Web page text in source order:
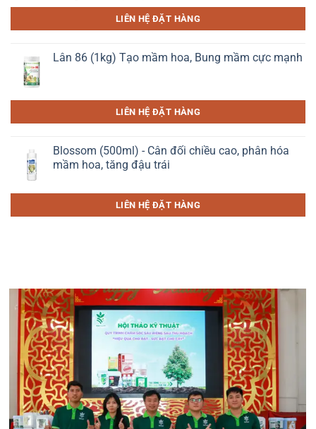
LIÊN HỆ ĐẶT HÀNG
Lân 86 (1kg) Tạo mầm hoa, Bung mầm cực mạnh
LIÊN HỆ ĐẶT HÀNG
Blossom (500ml) - Cân đối chiều cao, phân hóa
mầm hoa, tăng đậu trái
LIÊN HỆ ĐẶT HÀNG